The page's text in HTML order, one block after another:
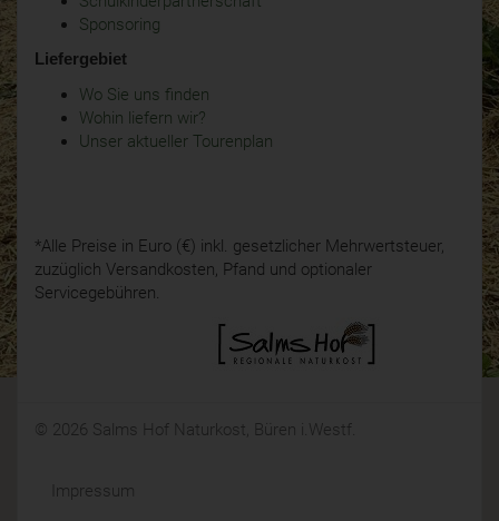
Sponsoring
Liefergebiet
Wo Sie uns finden
Wohin liefern wir?
Unser aktueller Tourenplan
*Alle Preise in Euro (€) inkl. gesetzlicher Mehrwertsteuer,
zuzüglich Versandkosten, Pfand und optionaler
Servicegebühren.
© 2026 Salms Hof Naturkost, Büren i.Westf.
Impressum